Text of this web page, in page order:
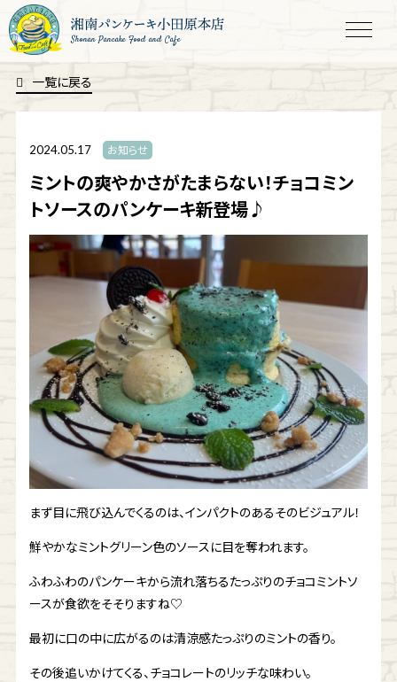
Shonan Pancake Food and Cafe
一覧に戻る
2024.05.17 お知らせ
ミントの爽やかさがたまらない！チョコミン
トソースのパンケーキ新登場♪
まず目に飛び込んでくるのは、インパクトのあるそのビジュアル！
鮮やかなミントグリーン色のソースに目を奪われます。
ふわふわのパンケーキから流れ落ちるたっぷりのチョコミントソ
ースが食欲をそそりますね♡
最初に口の中に広がるのは清涼感たっぷりのミントの香り。
その後追いかけてくる、チョコレートのリッチな味わい。